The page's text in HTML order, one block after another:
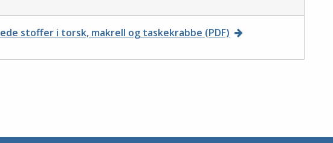
stoffer i torsk, makrell og taskekrabbe (PDF)